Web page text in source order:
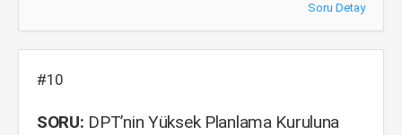
Soru Detay
#10
SORU: DPT’nin Yüksek Planlama Kuruluna